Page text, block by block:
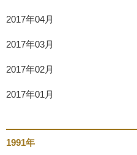
2017年04月
2017年03月
2017年02月
2017年01月
1991年